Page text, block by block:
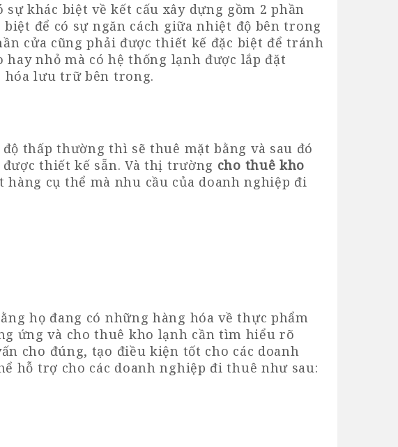
khác biệt về kết cấu xây dựng gồm 2 phần
để có sự ngăn cách giữa nhiệt độ bên trong
cửa cũng phải được thiết kế đặc biệt để tránh
nhỏ mà có hệ thống lạnh được lắp đặt
hóa lưu trữ bên trong.
thấp thường thì sẽ thuê mặt bằng và sau đó
thiết kế sẵn. Và thị trường cho thuê kho
cụ thể mà nhu cầu của doanh nghiệp đi
họ đang có những hàng hóa về thực phẩm
ứng và cho thuê kho lạnh cần tìm hiểu rõ
cho đúng, tạo điều kiện tốt cho các doanh
hỗ trợ cho các doanh nghiệp đi thuê như sau: